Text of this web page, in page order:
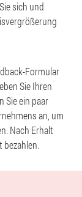
sich und
Formular
Sie Ihren
Sie ein paar
an, um
Nach Erhalt
bezahlen.